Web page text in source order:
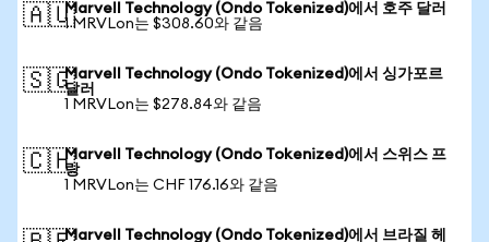
🇦🇺Marvell Technology (Ondo Tokenized)에서 호주 달러
1 MRVLon는 $308.60와 같음
🇸🇬Marvell Technology (Ondo Tokenized)에서 싱가포르
달러
1 MRVLon는 $278.84와 같음
🇨🇭Marvell Technology (Ondo Tokenized)에서 스위스 프
랑
1 MRVLon는 CHF 176.16와 같음
Marvell Technology (Ondo Tokenized)에서 브라질 헤